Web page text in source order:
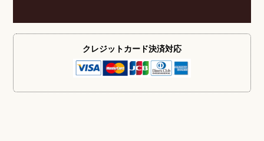
クレジットカード決済対応